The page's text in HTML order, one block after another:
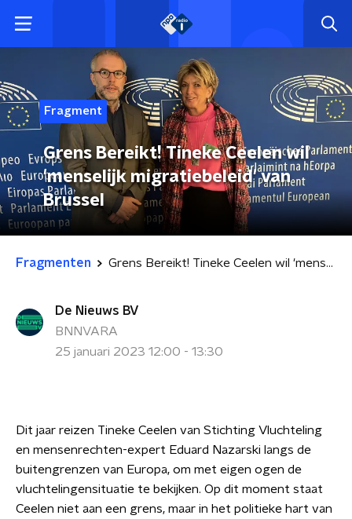
Fragment
Grens Bereikt! Tineke Ceelen wil
'menselijk migratiebeleid' van
Brussel
Fragmenten Grens Bereikt! Tineke Ceelen wil 'menselijk migratiebeleid' van Brussel
De Nieuws BV
BNNVARA
25 januari 2023 12:00 - 13:30
Dit jaar reizen Tineke Ceelen van Stichting Vluchteling
en mensenrechten-expert Eduard Nazarski langs de
buitengrenzen van Europa, om met eigen ogen de
vluchtelingensituatie te bekijken. Op dit moment staat
Ceelen niet aan een grens, maar in het politieke hart van